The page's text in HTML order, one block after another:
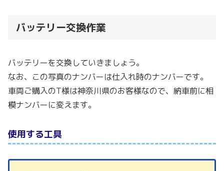
バッテリー交換作業
バッテリーを交換していきましょう。
なお、この写真のナンバーは仕入れ時のナンバーです。
車両ご購入のT様は神奈川県のお客様なので、納車前に相
模ナンバーに変えます。
使用する工具